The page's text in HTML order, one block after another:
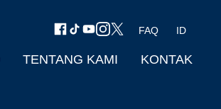
FAQ ID
TENTANG KAMI KONTAK